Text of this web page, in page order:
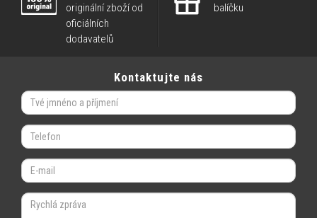
originální zboží od
oficiálních
dodavatelů
balíčku
Kontaktujte nás